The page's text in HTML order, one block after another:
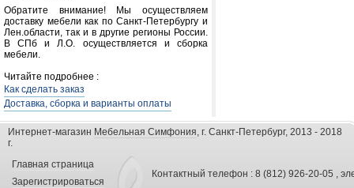
Обратите внимание! Мы осуществляем
доставку мебели как по Санкт-Петербургу и
Лен.области, так и в другие регионы России.
В СПб и Л.О. осуществляется и сборка
мебели.
Читайте подробнее :
Как сделать заказ
Доставка, сборка и варианты оплаты
Интернет-магазин Мебельная Симфония, г. Санкт-Петербург, 2013 - 2018
г.
Главная страница
Зарегистрироваться
Контактный телефон : 8 (812) 926-20-05 ,